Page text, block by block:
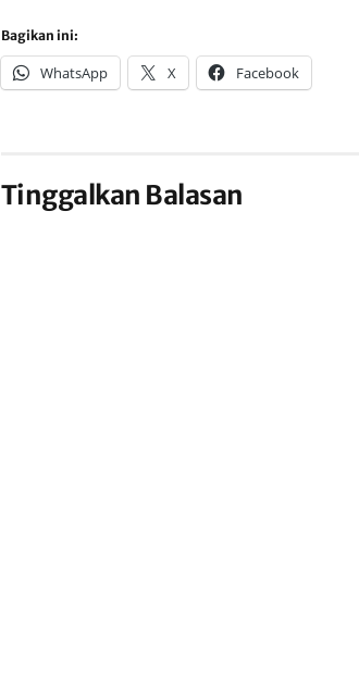
Bagikan ini:
WhatsApp X Facebook
Tinggalkan Balasan